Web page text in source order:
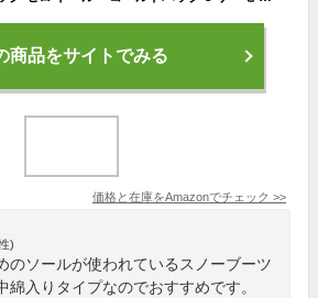
商品をサイトでみる
価格と在庫をAmazonでチェック >>
)
のソールが使われているスノーブーツ
綿入りタイプなのでおすすめです。